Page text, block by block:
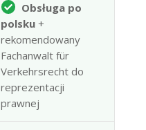
Obsługa po
polsku+
rekomendowany
Fachanwalt für
Verkehrsrecht do
reprezentacji
prawnej